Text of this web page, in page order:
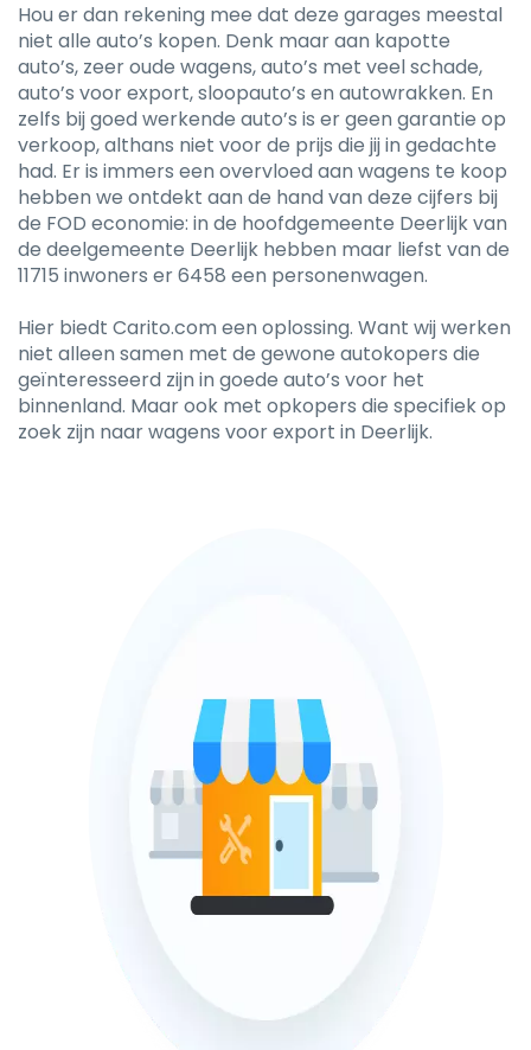
Hou er dan rekening mee dat deze garages meestal
niet alle auto’s kopen. Denk maar aan kapotte
auto’s, zeer oude wagens, auto’s met veel schade,
auto’s voor export, sloopauto’s en autowrakken. En
zelfs bij goed werkende auto’s is er geen garantie op
verkoop, althans niet voor de prijs die jij in gedachte
had. Er is immers een overvloed aan wagens te koop
hebben we ontdekt aan de hand van deze cijfers bij
de FOD economie: in de hoofdgemeente Deerlijk van
de deelgemeente Deerlijk hebben maar liefst van de
11715 inwoners er 6458 een personenwagen.
Hier biedt Carito.com een oplossing. Want wij werken
niet alleen samen met de gewone autokopers die
geïnteresseerd zijn in goede auto’s voor het
binnenland. Maar ook met opkopers die specifiek op
zoek zijn naar wagens voor export in Deerlijk.